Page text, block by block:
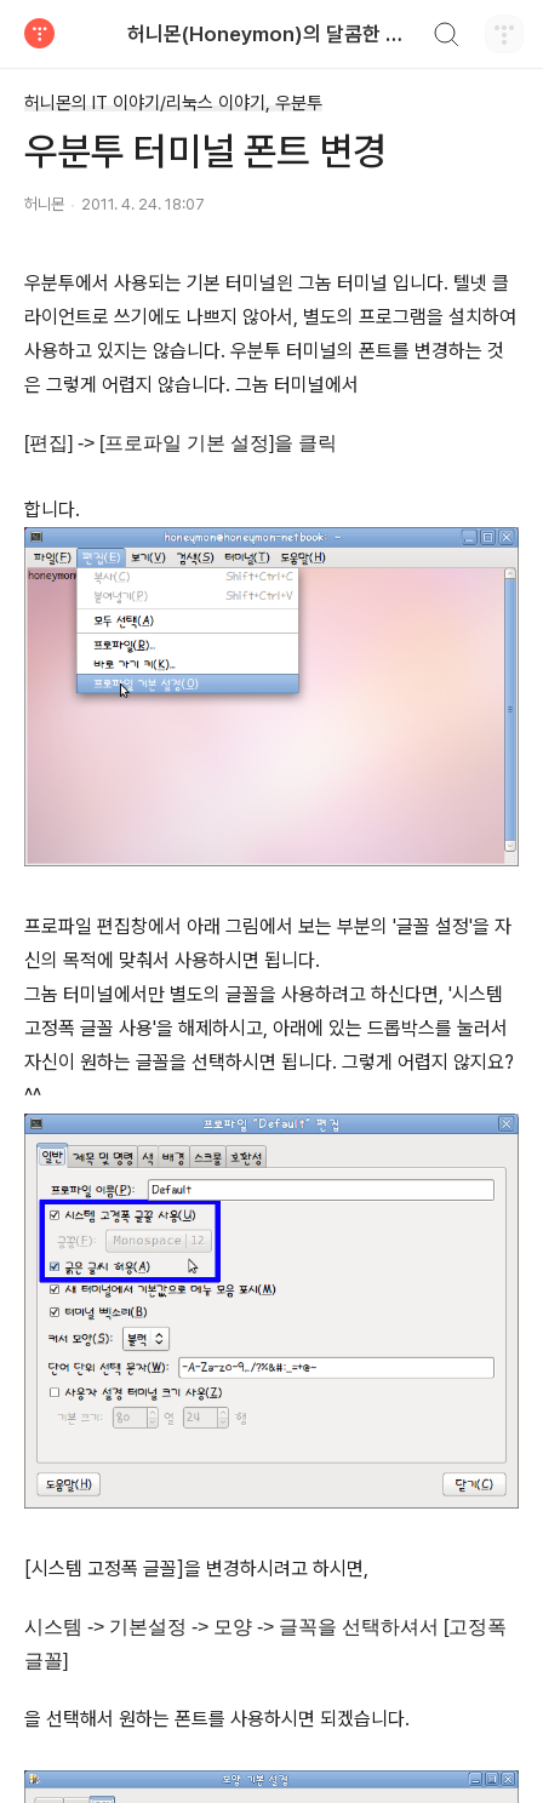
허니몬(Honeymon)의 달콤한 비행
허니몬의 IT 이야기/리눅스 이야기, 우분투
우분투 터미널 폰트 변경
허니몬 2011. 4. 24. 18:07
우분투에서 사용되는 기본 터미널읜 그놈 터미널 입니다. 텔넷 클
라이언트로 쓰기에도 나쁘지 않아서, 별도의 프로그램을 설치하여
사용하고 있지는 않습니다. 우분투 터미널의 폰트를 변경하는 것
은 그렇게 어렵지 않습니다. 그놈 터미널에서
[편집] -> [프로파일 기본 설정]을 클릭
합니다.
프로파일 편집창에서 아래 그림에서 보는 부분의 '글꼴 설정'을 자
신의 목적에 맞춰서 사용하시면 됩니다.
그놈 터미널에서만 별도의 글꼴을 사용하려고 하신다면, '시스템
고정폭 글꼴 사용'을 해제하시고, 아래에 있는 드롭박스를 눌러서
자신이 원하는 글꼴을 선택하시면 됩니다. 그렇게 어렵지 않지요?
^^
[시스템 고정폭 글꼴]을 변경하시려고 하시면,
시스템 -> 기본설정 -> 모양 -> 글꼭을 선택하셔서 [고정폭
글꼴]
을 선택해서 원하는 폰트를 사용하시면 되겠습니다.